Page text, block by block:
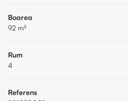
Boarea
92 m²
Rum
4
Referens